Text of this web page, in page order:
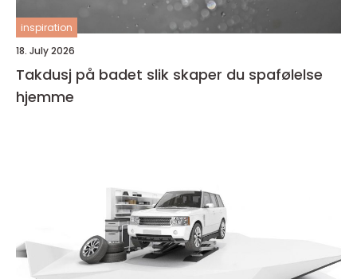
inspiration
18. July 2026
Takdusj på badet slik skaper du spafølelse
hjemme